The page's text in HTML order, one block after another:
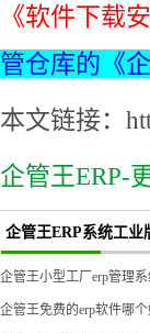
《软件下载
管仓库的《
本文链接：
企管王ERP-
企管王ERP系统工业
企管王小型工厂erp管理
企管王免费的erp软件哪个